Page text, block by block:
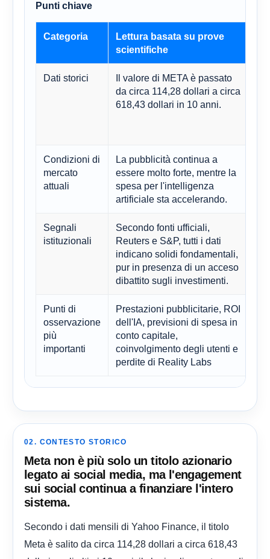
Punti chiave
Categoria
Lettura basata su prove
scientifiche
Dati storici
Il valore di META è passato
da circa 114,28 dollari a circa
618,43 dollari in 10 anni.
Condizioni di
mercato
attuali
La pubblicità continua a
essere molto forte, mentre la
spesa per l'intelligenza
artificiale sta accelerando.
Segnali
istituzionali
Secondo fonti ufficiali,
Reuters e S&P, tutti i dati
indicano solidi fondamentali,
pur in presenza di un acceso
dibattito sugli investimenti.
Punti di
osservazione
più
importanti
Prestazioni pubblicitarie, ROI
dell'IA, previsioni di spesa in
conto capitale,
coinvolgimento degli utenti e
perdite di Reality Labs
02. CONTESTO STORICO
Meta non è più solo un titolo azionario
legato ai social media, ma l'engagement
sui social continua a finanziare l'intero
sistema.
Secondo i dati mensili di Yahoo Finance, il titolo
Meta è salito da circa 114,28 dollari a circa 618,43